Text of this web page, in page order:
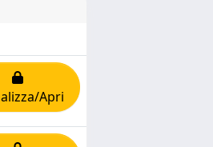
Apri